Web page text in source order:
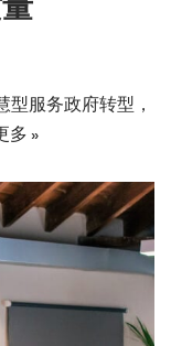
服务政府转型，
多 »